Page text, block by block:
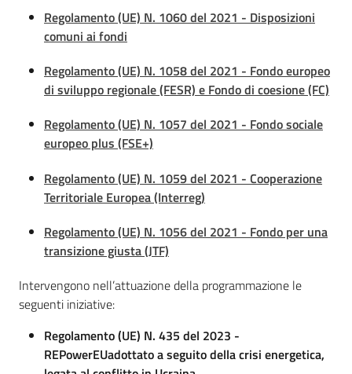
Europass
Parma
su
Regolamento (UE) N. 1060 del 2021 - Disposizioni
comuni ai fondi
Regolamento (UE) N. 1058 del 2021 - Fondo europeo
di sviluppo regionale (FESR) e Fondo di coesione (FC)
Regolamento (UE) N. 1057 del 2021 - Fondo sociale
europeo plus (FSE+)
Regolamento (UE) N. 1059 del 2021 - Cooperazione
Territoriale Europea (Interreg)
Regolamento (UE) N. 1056 del 2021 - Fondo per una
transizione giusta (JTF)
Intervengono nell’attuazione della programmazione le
seguenti iniziative:
Regolamento (UE) N. 435 del 2023 -
REPowerEUadottato a seguito della crisi energetica,